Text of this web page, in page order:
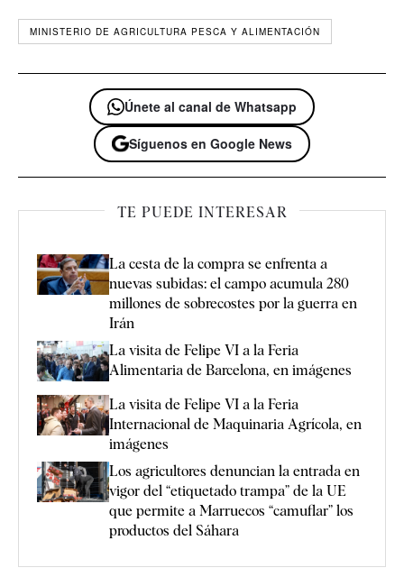
MINISTERIO DE AGRICULTURA PESCA Y ALIMENTACIÓN
Únete al canal de Whatsapp
Síguenos en Google News
TE PUEDE INTERESAR
La cesta de la compra se enfrenta a
nuevas subidas: el campo acumula 280
millones de sobrecostes por la guerra en
Irán
La visita de Felipe VI a la Feria
Alimentaria de Barcelona, en imágenes
La visita de Felipe VI a la Feria
Internacional de Maquinaria Agrícola, en
imágenes
Los agricultores denuncian la entrada en
vigor del “etiquetado trampa” de la UE
que permite a Marruecos “camuflar” los
productos del Sáhara